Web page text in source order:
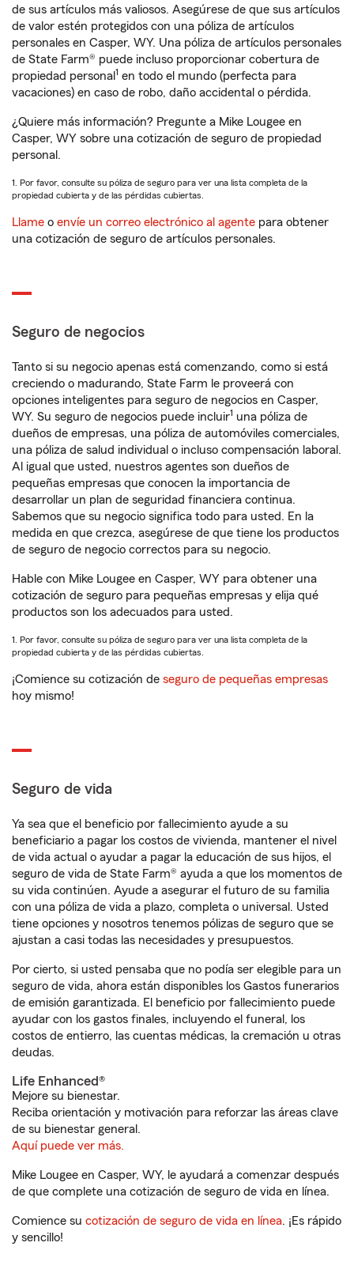
de sus artículos más valiosos. Asegúrese de que sus artículos
de valor estén protegidos con una póliza de artículos
personales en Casper, WY. Una póliza de artículos personales
de State Farm® puede incluso proporcionar cobertura de
propiedad personal 1 en todo el mundo (perfecta para
vacaciones) en caso de robo, daño accidental o pérdida.
¿Quiere más información? Pregunte a Mike Lougee en
Casper, WY sobre una cotización de seguro de propiedad
personal.
1. Por favor, consulte su póliza de seguro para ver una lista completa de la
propiedad cubierta y de las pérdidas cubiertas.
Llame o envíe un correo electrónico al agente para obtener
una cotización de seguro de artículos personales.
Seguro de negocios
Tanto si su negocio apenas está comenzando, como si está
creciendo o madurando, State Farm le proveerá con
opciones inteligentes para seguro de negocios en Casper,
WY. Su seguro de negocios puede incluir1 una póliza de
dueños de empresas, una póliza de automóviles comerciales,
una póliza de salud individual o incluso compensación laboral.
Al igual que usted, nuestros agentes son dueños de
pequeñas empresas que conocen la importancia de
desarrollar un plan de seguridad financiera continua.
Sabemos que su negocio significa todo para usted. En la
medida en que crezca, asegúrese de que tiene los productos
de seguro de negocio correctos para su negocio.
Hable con Mike Lougee en Casper, WY para obtener una
cotización de seguro para pequeñas empresas y elija qué
productos son los adecuados para usted.
1. Por favor, consulte su póliza de seguro para ver una lista completa de la
propiedad cubierta y de las pérdidas cubiertas.
¡Comience su cotización de seguro de pequeñas empresas
hoy mismo!
Seguro de vida
Ya sea que el beneficio por fallecimiento ayude a su
beneficiario a pagar los costos de vivienda, mantener el nivel
de vida actual o ayudar a pagar la educación de sus hijos, el
seguro de vida de State Farm® ayuda a que los momentos de
su vida continúen. Ayude a asegurar el futuro de su familia
con una póliza de vida a plazo, completa o universal. Usted
tiene opciones y nosotros tenemos pólizas de seguro que se
ajustan a casi todas las necesidades y presupuestos.
Por cierto, si usted pensaba que no podía ser elegible para un
seguro de vida, ahora están disponibles los Gastos funerarios
de emisión garantizada. El beneficio por fallecimiento puede
ayudar con los gastos finales, incluyendo el funeral, los
costos de entierro, las cuentas médicas, la cremación u otras
deudas.
Life Enhanced®
Mejore su bienestar.
Reciba orientación y motivación para reforzar las áreas clave
de su bienestar general.
Aquí puede ver más.
Mike Lougee en Casper, WY, le ayudará a comenzar después
de que complete una cotización de seguro de vida en línea.
Comience su cotización de seguro de vida en línea. ¡Es rápido
y sencillo!